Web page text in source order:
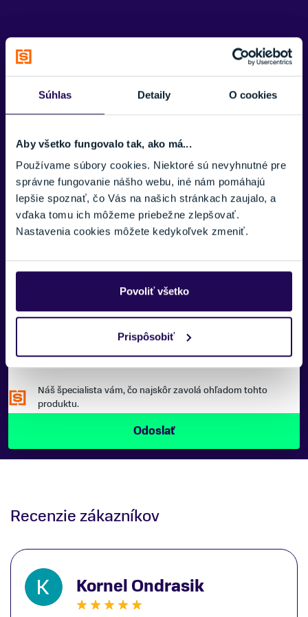
Súhlas Detaily O cookies
Aby všetko fungovalo tak, ako má...
Používame súbory cookies. Niektoré sú nevyhnutné pre
správne fungovanie nášho webu, iné nám pomáhajú
lepšie spoznať, čo Vás na našich stránkach zaujalo, a
vďaka tomu ich môžeme priebežne zlepšovať.
Nastavenia cookies môžete kedykoľvek zmeniť.
Povoliť všetko
Prispôsobiť
95
KLIPSY
BOA systém
23/24
ZNAČKA
Atomic
Zobraziť menej
Potrebujete viac informácii? Sme tu
VAŠE MENO:
TELEFÓNNE ČÍSLO:
Náš špecialista vám, čo najskôr zavolá ohľadom tohto
produktu.
Recenzie zákazníkov
Kornel Ondrasik